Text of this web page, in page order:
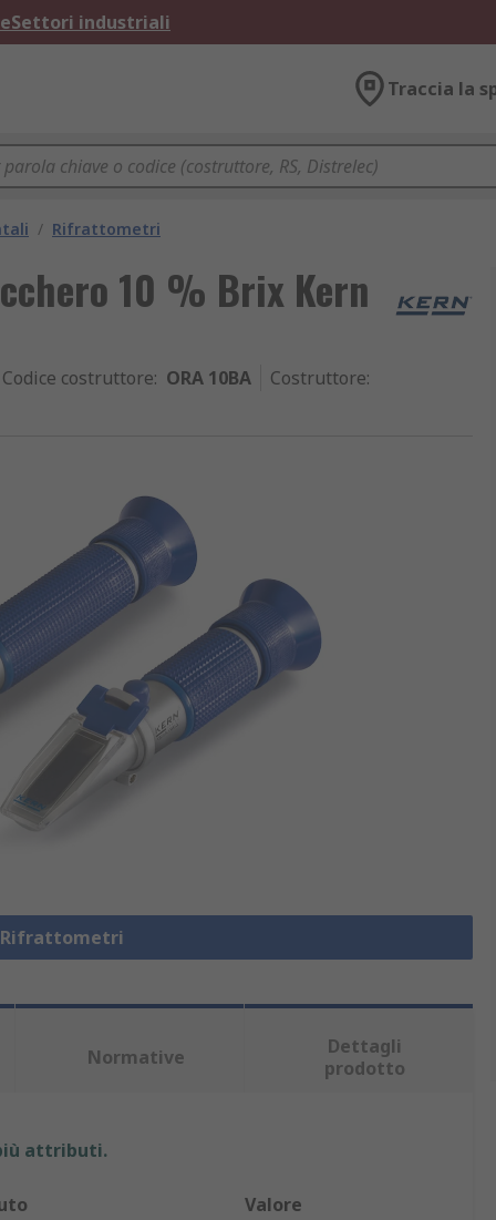
Settori industriali
Traccia la
/ Rifrattometri
10 % Brix Kern
Codice costruttore: ORA 10BA Costruttore:
Rifrattometri
Normative
Dettagli
prodotto
attributi.
Valore